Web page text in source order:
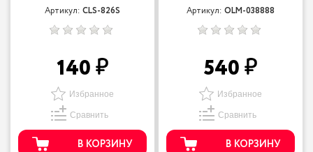
Артикул: CLS-826S
140
Избранное
Сравнить
В КОРЗИНУ
Артикул: OLM-038888
540
Избранное
Сравнить
В КОРЗИНУ